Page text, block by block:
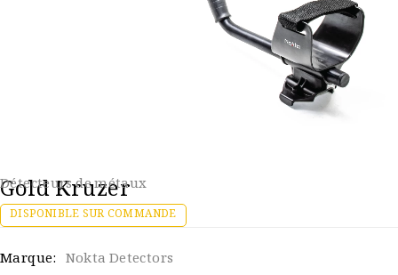
Détecteurs de métaux
Gold Kruzer
DISPONIBLE SUR COMMANDE
Marque: Nokta Detectors